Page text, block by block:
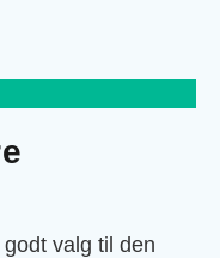
valg til den